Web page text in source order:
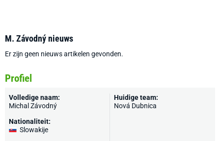
M. Závodný nieuws
Er zijn geen nieuws artikelen gevonden.
Profiel
Volledige naam:
Michal Závodný
Nationaliteit:
Slowakije
Huidige team:
Nová Dubnica